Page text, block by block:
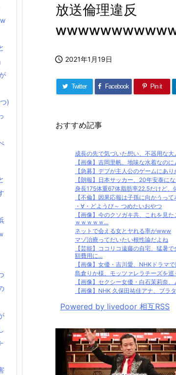
放送倫理違反
 2021年1月19日
Twitter Facebook Pin it
おすすめ記事
成長の先で気づいた想い、不器用な大
【画像】吉岡里帆、地味な水着なの
【急募】デブが主人公のゲームにあ
【朗報】日本サッカー、20年安泰に
身長175体重67体脂肪率22.5だけど、
【不倫】因果応報は子孫に向かうって
・∀・どようび～ つめたいおやつ
【画像】今のクソガキ共、これを見
ｗｗｗｗｗ...
ネットで会える女とヤれる率がwww
マゾ治療ってだいたい根性論だよね
【芸能】ココリコ遠藤の自宅、猛暑
額費用に...
【画像】女優・吉川愛、NHKドラマ
島倉りか様、モッツァレラチーズを
【画像】セクシー女優・白石茉莉奈
【画像】NHK 久保田祐佳アナ、ブラ
Powered by livedoor 相互RSS
)